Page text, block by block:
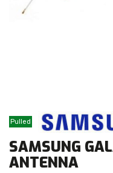
Pulled
SAMSUNG
ANTENNA